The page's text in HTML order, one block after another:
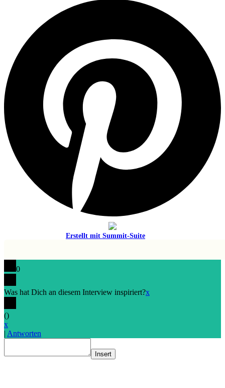
Erstellt mit Summit-Suite
0
Was hat Dich an diesem Interview inspiriert?x
()
x
| Antworten
Insert